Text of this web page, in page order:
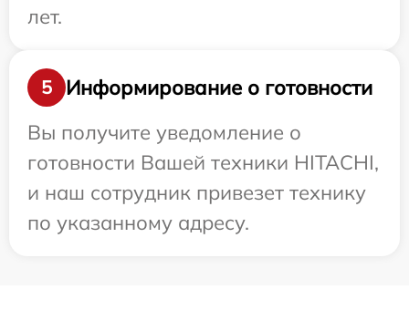
лет.
5
Информирование о готовности
Вы получите уведомление о
готовности Вашей техники HITACHI,
и наш сотрудник привезет технику
по указанному адресу.